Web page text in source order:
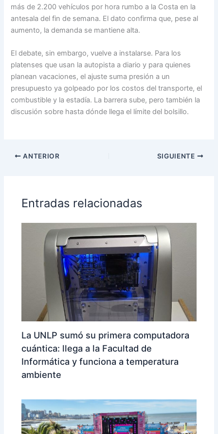
más de 2.200 vehículos por hora rumbo a la Costa en la
antesala del fin de semana. El dato confirma que, pese al
aumento, la demanda se mantiene alta.
El debate, sin embargo, vuelve a instalarse. Para los
platenses que usan la autopista a diario y para quienes
planean vacaciones, el ajuste suma presión a un
presupuesto ya golpeado por los costos del transporte, el
combustible y la estadía. La barrera sube, pero también la
discusión sobre hasta dónde llega el límite del bolsillo.
ANTERIOR SIGUIENTE
Entradas relacionadas
La UNLP sumó su primera computadora
cuántica: llega a la Facultad de
Informática y funciona a temperatura
ambiente